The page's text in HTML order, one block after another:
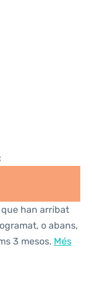
han arribat
o abans,
3 mesos. Més